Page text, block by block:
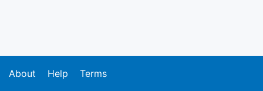
About Help Terms